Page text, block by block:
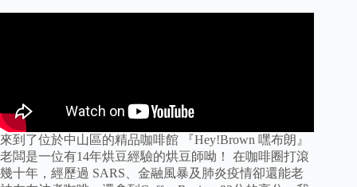
來到了位於中山區的精品咖啡館 『Hey!Brown 嘿布朗』
老闆是一位有14年烘豆經驗的烘豆師呦！ 在咖啡圈打滾
幾十年，經歷過 SARS、金融風暴及肺炎疫情卻還能老